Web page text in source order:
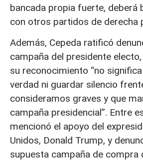
bancada propia fuerte, deberá
con otros partidos de derecha
Además, Cepeda ratificó
campaña del presidente
su reconocimiento “no
verdad ni guardar silencio
consideramos graves y que
campaña presidencial”. Entre
mencionó el apoyo del
Unidos, Donald Trump, y
supuesta campaña de compra